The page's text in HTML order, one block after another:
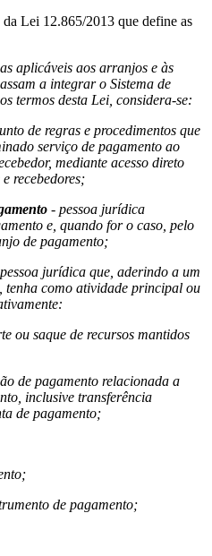
Lei 12.865/2013 que define as
aplicáveis aos arranjos e às
a integrar o Sistema de
termos desta Lei, considera-se:
de regras e procedimentos que
serviço de pagamento ao
mediante acesso direto
recebedores;
- pessoa jurídica
e, quando for o caso, pelo
de pagamento;
jurídica que, aderindo a um
tenha como atividade principal ou
ou saque de recursos mantidos
de pagamento relacionada a
inclusive transferência
de pagamento;
de pagamento;